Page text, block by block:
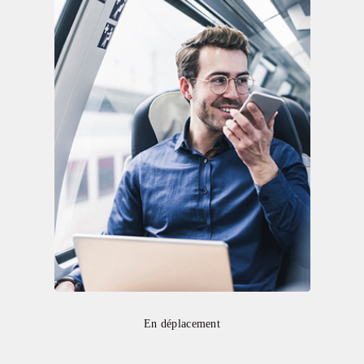
En déplacement